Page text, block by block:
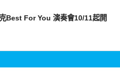
Best For You 演奏會10/11起開